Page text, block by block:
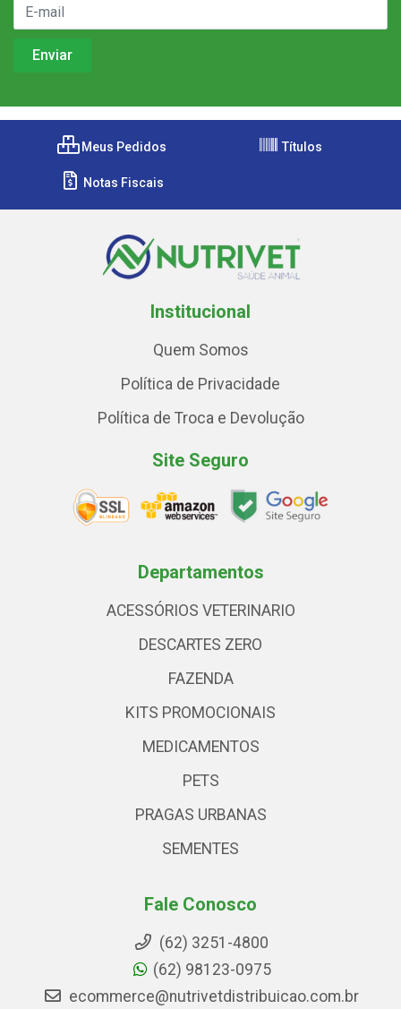
Meus Pedidos Títulos
Notas Fiscais
Institucional
Quem Somos
Política de Privacidade
Política de Troca e Devolução
Site Seguro
Departamentos
ACESSÓRIOS VETERINARIO
DESCARTES ZERO
FAZENDA
KITS PROMOCIONAIS
MEDICAMENTOS
PETS
PRAGAS URBANAS
SEMENTES
Fale Conosco
(62) 3251-4800
(62) 98123-0975
ecommerce@nutrivetdistribuicao.com.br